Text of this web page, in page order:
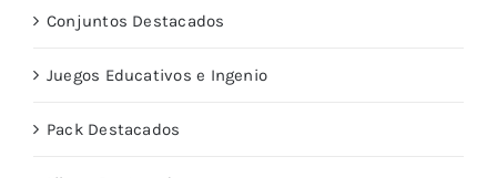
Conjuntos Destacados
Juegos Educativos e Ingenio
Pack Destacados